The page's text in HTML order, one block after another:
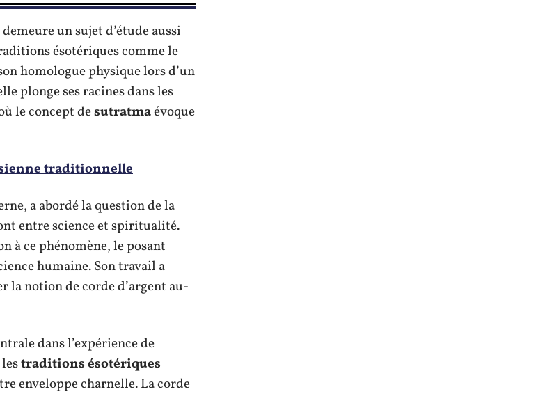
demeure un sujet d’étude aussi
ésotériques comme le
homologue physique lors d’un
plonge ses racines dans les
le concept desutratmaévoque
traditionnelle
a abordé la question de la
entre science et spiritualité.
à ce phénomène, le posant
humaine. Son travail a
notion de corde d’argent au-
dans l’expérience de
traditions ésotériques
enveloppe charnelle. La corde